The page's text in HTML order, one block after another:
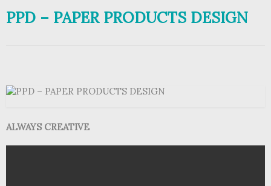
PPD – PAPER PRODUCTS DESIGN
ALWAYS CREATIVE